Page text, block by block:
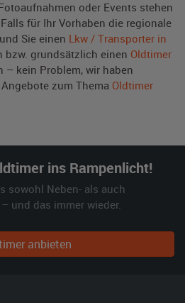
oder Events stehen
für Ihr Vorhaben die regionale
Sie einen Lkw / Transporter in
bzw. grundsätzlich einen Oldtimer
– kein Problem, wir haben
zum Thema Oldtimer
ins Rampenlicht!
sowohl Neben- als auch
und das immer wieder.
anbieten